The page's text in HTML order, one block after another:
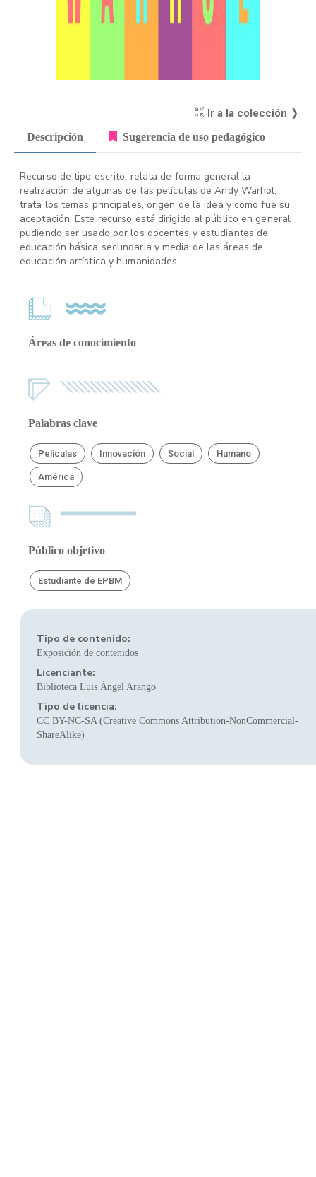
Ir a la colección ❭
Descripción Sugerencia de uso pedagógico
Recurso de tipo escrito, relata de forma general la
realización de algunas de las películas de Andy Warhol,
trata los temas principales, origen de la idea y como fue su
aceptación. Éste recurso está dirigido al público en general
pudiendo ser usado por los docentes y estudiantes de
educación básica secundaria y media de las áreas de
educación artística y humanidades.
Áreas de conocimiento
Palabras clave
Películas Innovación Social Humano
América
Público objetivo
Estudiante de EPBM
Tipo de contenido:
Exposición de contenidos
Licenciante:
Biblioteca Luis Ángel Arango
Tipo de licencia:
CC BY-NC-SA (Creative Commons Attribution-NonCommercial-
ShareAlike)